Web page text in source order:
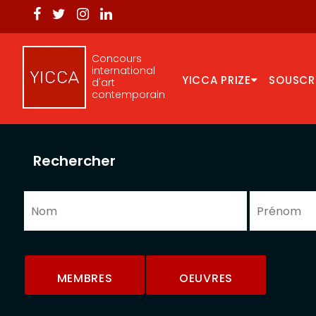
Concours
international
d'art
contemporain
YICCA PRIZE
Rechercher
MEMBRES OEUVRES